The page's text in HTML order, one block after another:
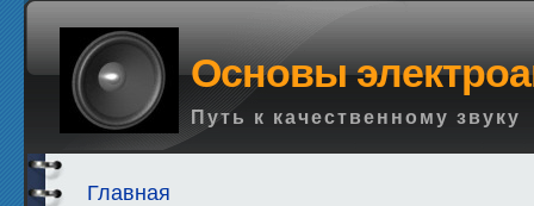
Основы
Путь к качественному звуку
Главная